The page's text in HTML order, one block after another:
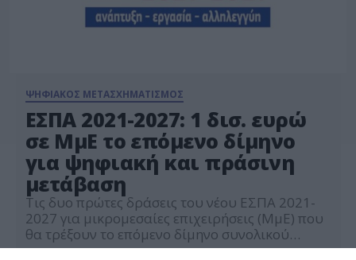
ΨΗΦΙΑΚΟΣ ΜΕΤΑΣΧΗΜΑΤΙΣΜΟΣ
ΕΣΠΑ 2021-2027: 1 δισ. ευρώ
σε ΜμΕ το επόμενο δίμηνο
για ψηφιακή και πράσινη
μετάβαση
Τις δυο πρώτες δράσεις του νέου ΕΣΠΑ 2021-
2027 για μικρομεσαίες επιχειρήσεις (ΜμΕ) που
θα τρέξουν το επόμενο δίμηνο συνολικού
προϋπολογισμού 1 δισεκατομμυρίου ευρώ,